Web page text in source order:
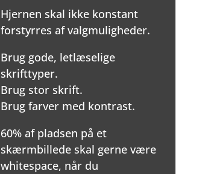
Hjernen skal ikke konstant
forstyrres af valgmuligheder.
Brug gode, letlæselige
skrifttyper.
Brug stor skrift.
Brug farver med kontrast.
60% af pladsen på et
skærmbillede skal gerne være
whitespace, når du